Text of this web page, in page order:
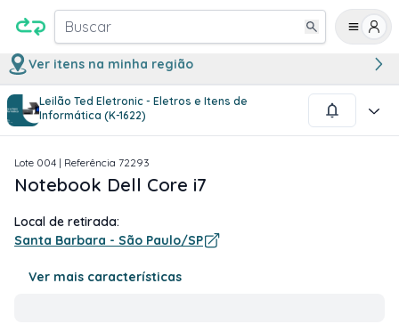
Buscar
Ver itens na minha região
Leilão Ted Eletronic - Eletros e Itens de
Informática (K-1622)
1/3
Lote 004 | Referência 72293
Notebook Dell Core i7
Local de retirada:
Santa Barbara - São Paulo/SP
Ver mais características